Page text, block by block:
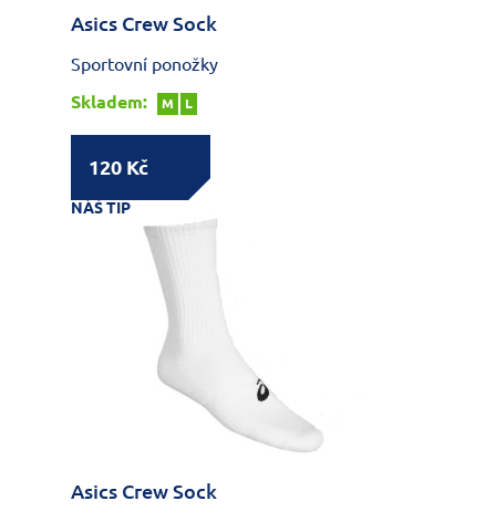
Asics Crew Sock
Sportovní ponožky
Skladem:
M L
120 Kč
NÁŠ TIP
Asics Crew Sock